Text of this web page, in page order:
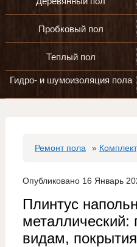
Пробковый пол
Теплый пол
Гидро- и шумоизоляция пола
Ремонт пола »
Опубликовано 16 Январь
Плинтус
металлический:
видам,